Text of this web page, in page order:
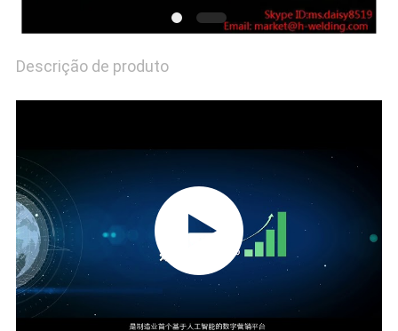
CITAÇÕES
MAPA
DO
SITE
Descrição de produto